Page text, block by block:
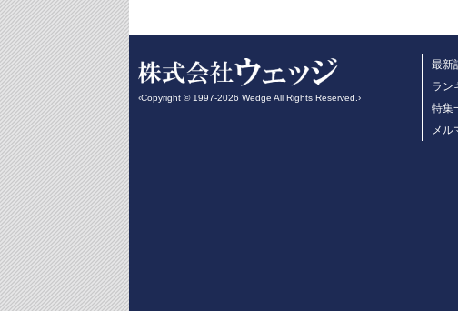
‹Copyright © 1997-2026 Wedge All Rights Reserved.›
最新
ラン
特集
メル